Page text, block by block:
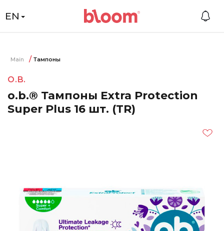
EN
Main Тампоны
O.B.
o.b.® Тампоны Extra Protection
Super Plus 16 шт. (TR)